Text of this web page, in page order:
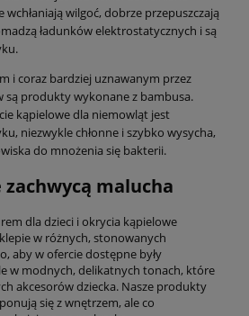
wchłaniają wilgoć, dobrze przepuszczają
ładunków elektrostatycznych i są
i coraz bardziej uznawanym przez
są produkty wykonane z bambusa.
kąpielowe dla niemowląt jest
niezwykle chłonne i szybko wysycha,
do mnożenia się bakterii.
malucha
dla dzieci i okrycia kąpielowe
w różnych, stonowanych
aby w ofercie dostępne były
w modnych, delikatnych tonach, które
akcesorów dziecka. Nasze produkty
się z wnętrzem, ale co